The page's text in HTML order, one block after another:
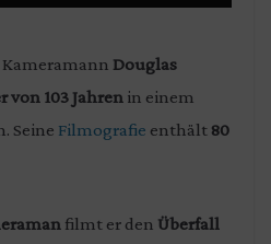
Douglas
von 103 Jahren in einem
Seine Filmografie enthält 80
filmt er den Überfall